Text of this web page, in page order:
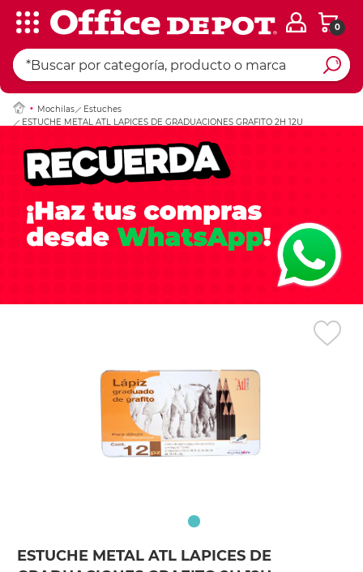
0
Mochilas
Estuches
ESTUCHE METAL ATL LAPICES DE GRADUACIONES GRAFITO 2H 12U
ESTUCHE METAL ATL LAPICES DE
Ingresar Codigo